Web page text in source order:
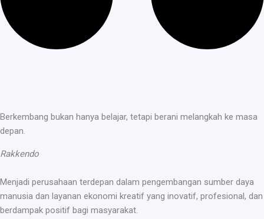
Berkembang bukan hanya belajar, tetapi berani melangkah ke masa
depan.
Rakkendo
Menjadi perusahaan terdepan dalam pengembangan sumber daya
manusia dan layanan ekonomi kreatif yang inovatif, profesional, dan
berdampak positif bagi masyarakat.